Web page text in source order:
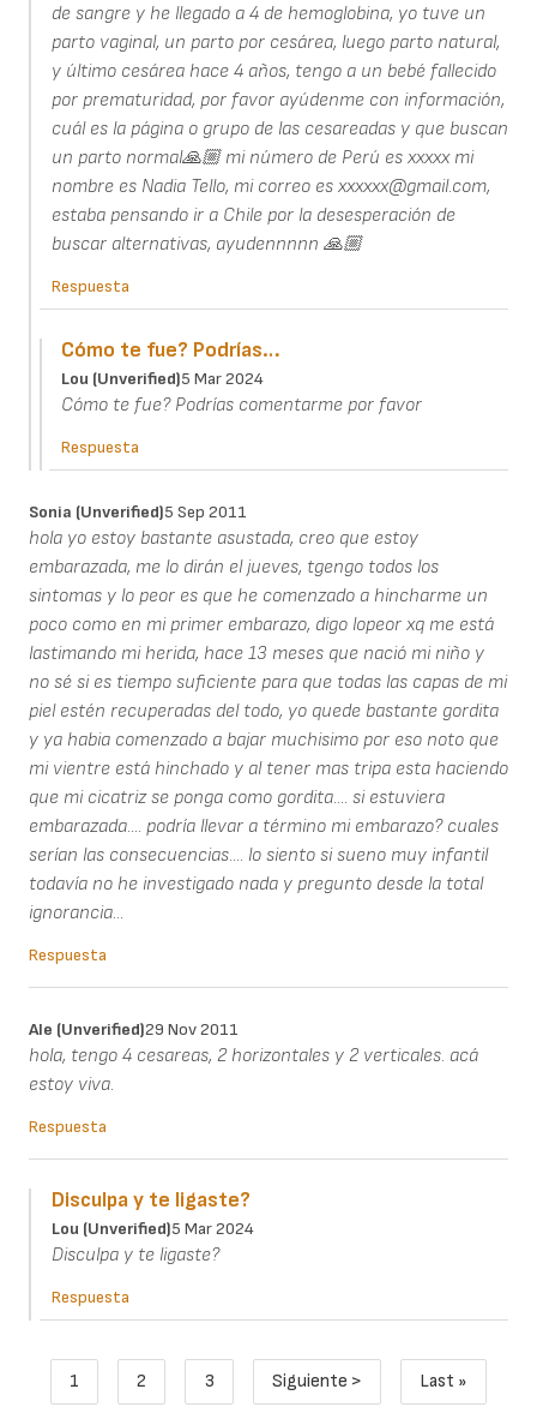
de sangre y he llegado a 4 de hemoglobina, yo tuve un
parto vaginal, un parto por cesárea, luego parto natural,
y último cesárea hace 4 años, tengo a un bebé fallecido
por prematuridad, por favor ayúdenme con información,
cuál es la página o grupo de las cesareadas y que buscan
un parto normal🙏🏼 mi número de Perú es xxxxx mi
nombre es Nadia Tello, mi correo es xxxxxx@gmail.com,
estaba pensando ir a Chile por la desesperación de
buscar alternativas, ayudennnnn 🙏🏼
Respuesta
Cómo te fue? Podrías…
Lou (unverified)5 Mar 2024
Cómo te fue? Podrías comentarme por favor
Respuesta
Sonia (unverified)5 Sep 2011
hola yo estoy bastante asustada, creo que estoy
embarazada, me lo dirán el jueves, tgengo todos los
sintomas y lo peor es que he comenzado a hincharme un
poco como en mi primer embarazo, digo lopeor xq me está
lastimando mi herida, hace 13 meses que nació mi niño y
no sé si es tiempo suficiente para que todas las capas de mi
piel estén recuperadas del todo, yo quede bastante gordita
y ya habia comenzado a bajar muchisimo por eso noto que
mi vientre está hinchado y al tener mas tripa esta haciendo
que mi cicatriz se ponga como gordita.... si estuviera
embarazada.... podría llevar a término mi embarazo? cuales
serían las consecuencias.... lo siento si sueno muy infantil
todavía no he investigado nada y pregunto desde la total
ignorancia...
Respuesta
Ale (unverified)29 Nov 2011
hola, tengo 4 cesareas, 2 horizontales y 2 verticales. acá
estoy viva.
Respuesta
Disculpa y te ligaste?
Lou (unverified)5 Mar 2024
Disculpa y te ligaste?
Respuesta
Paginación
Página actual
1
Page
2
Page
3
Siguiente página
Siguiente >
Última
Last »